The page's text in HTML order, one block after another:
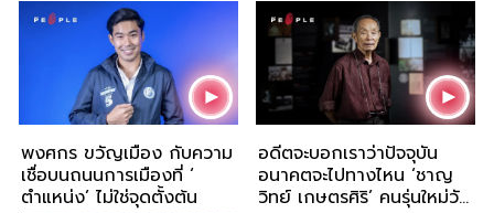
พงศกร ขวัญเมือง กับความ
เชื่อบนถนนการเมืองที่ ‘
ตำแหน่ง’ ไม่ใช่จุดตั้งต้น
อดีตจะบอกเราว่าปัจจุบัน
อนาคตจะไปทางไหน ‘ชาญ
วิทย์ เกษตรศิริ’ คนรุ่นใหม่วัย